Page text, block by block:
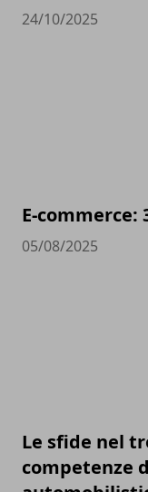
24/10/2025
E-
05/08/2025
Le sfide nel
competenze